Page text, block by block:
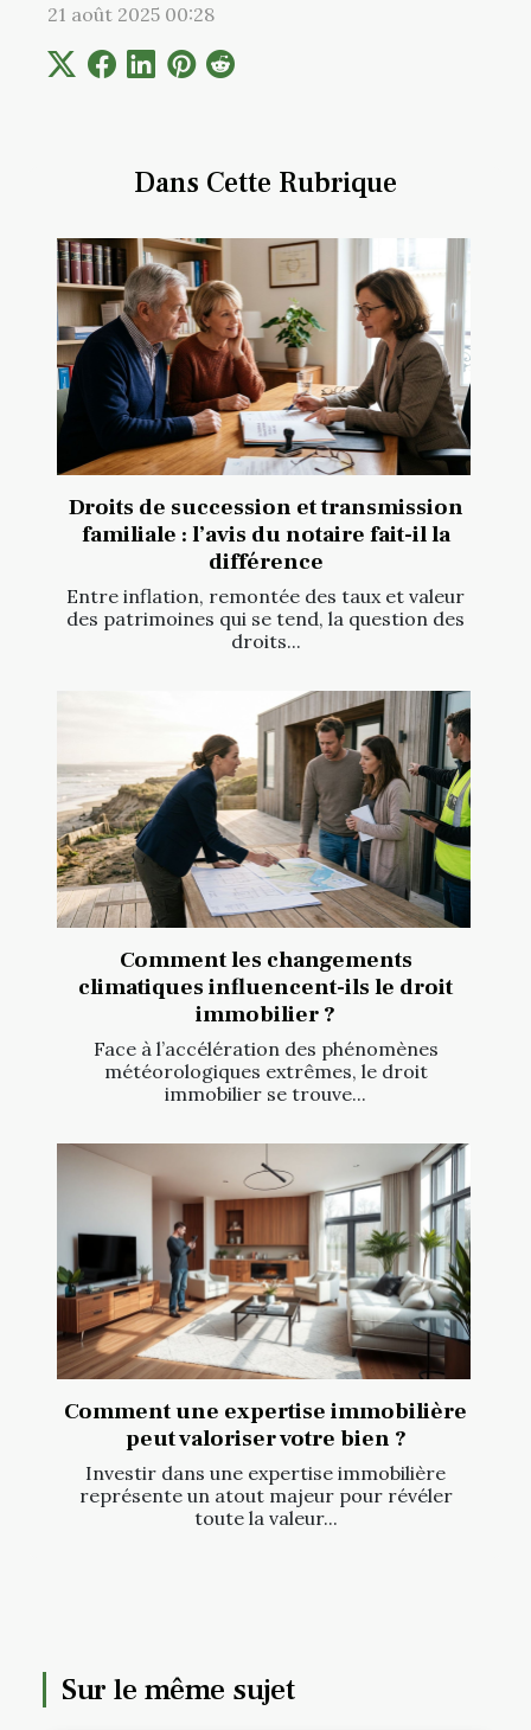
Dans Cette Rubrique
Droits de succession et transmission
familiale : l’avis du notaire fait-il la
différence
Entre inflation, remontée des taux et valeur
des patrimoines qui se tend, la question des
droits...
Comment les changements
climatiques influencent-ils le droit
immobilier ?
Face à l’accélération des phénomènes
météorologiques extrêmes, le droit
immobilier se trouve...
Comment une expertise immobilière
peut valoriser votre bien ?
Investir dans une expertise immobilière
représente un atout majeur pour révéler
toute la valeur...
21 août 2025 00:28
Sur le même sujet